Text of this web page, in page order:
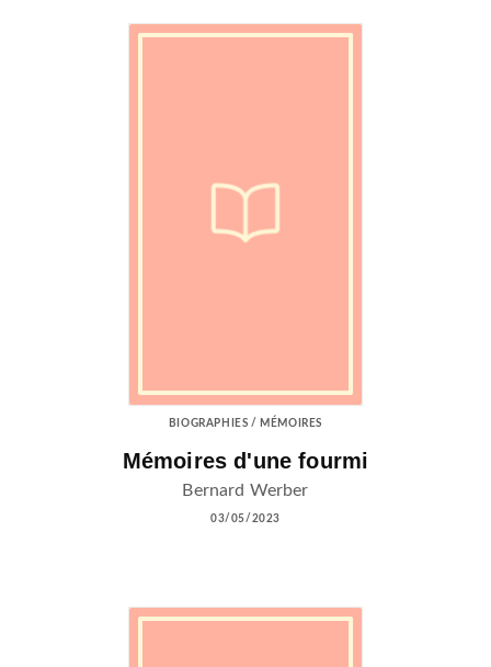
BIOGRAPHIES / MÉMOIRES
Mémoires d'une fourmi
Bernard Werber
03/05/2023